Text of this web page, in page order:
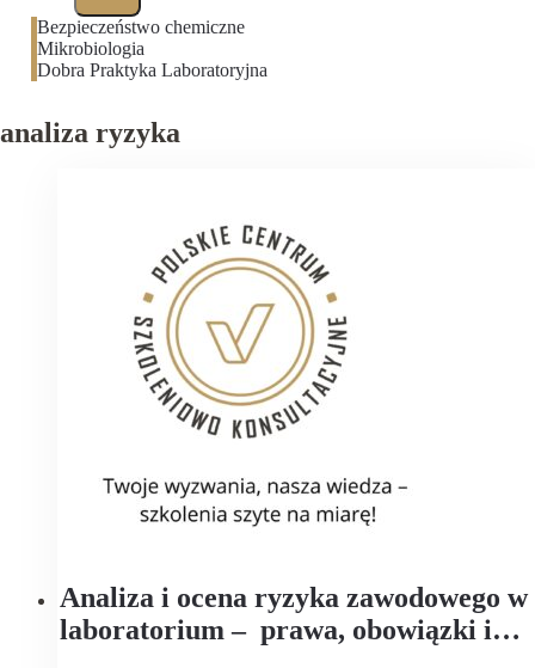
Bezpieczeństwo chemiczne
Mikrobiologia
Dobra Praktyka Laboratoryjna
analiza ryzyka
Analiza i ocena ryzyka zawodowego w
laboratorium – prawa, obowiązki i